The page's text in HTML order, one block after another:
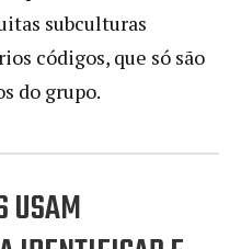
subculturas
códigos, que só são
do grupo.
USAM